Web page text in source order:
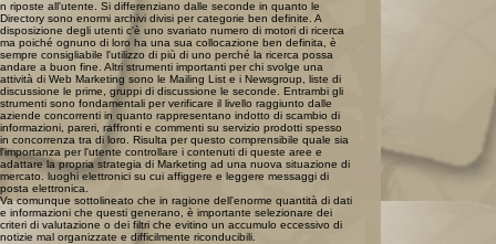
n riposte all'utente. Si differenziano dalle seconde in quanto le
Directory sono enormi archivi divisi per categorie ben definite. A
disposizione degli utenti c'è uno svariato numero di motori di ricerca
ma poiché ognuno di loro ha una sua collocazione ben definita, è
sempre consigliabile l'utilizzo di più di uno perché la ricerca possa
andare a buon fine. Altri strumenti importanti per chi svolge una
attività di Web Marketing sono le Mailing List e i Newsgroup, liste di
discussione le prime, gruppi di discussione le seconde. Entrambi gli
strumenti sono fondamentali per verificare il livello raggiunto dalle
aziende concorrenti in quanto rappresentano indotto di scambio di
informazioni, pareri, raffronti e commenti su servizio prodotti spesso
in concorrenza tra di loro. Risulta per questo comprensibile quale sia
l'importanza per l'utente controllare i contenuti di queste aree e
adattare la propria strategia di Marketing ad una nuova situazione di
mercato. luoghi elettronici su cui affiggere e leggere messaggi di
posta elettronica.
Va comunque sottolineato che in ragione dell'enorme quantità di dati
e informazioni che questi generano, è importante selezionare dei
criteri di valutazione o dei filtri che evitino un accumulo eccessivo di
notizie mal organizzate e difficilmente riconducibili.